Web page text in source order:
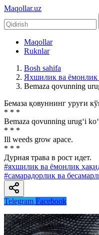
Maqollar.uz
Maqollar
Ruknlar
Bosh sahifa
Яхшилик ва ёмонлик
Bemaza qovunning
Бемаза қовуннинг уруғи
* * *
Bemaza qovunning urug‘i
* * *
Ill weeds grow apace.
* * *
Дурная трава в рост идет.
#яхшилик ва ёмонлик
#самарадорлик ва
Telegram Facebook